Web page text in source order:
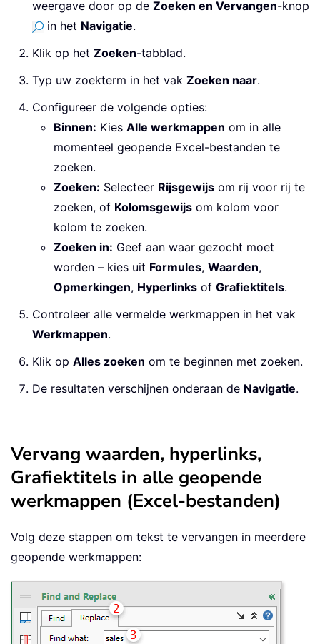
weergave door op de Zoeken en Vervangen-knop
in het Navigatie.
Klik op het Zoeken-tabblad.
Typ uw zoekterm in het vak Zoeken naar.
Configureer de volgende opties:
Binnen: Kies Alle werkmappen om in alle
momenteel geopende Excel-bestanden te
zoeken.
Zoeken: Selecteer Rijsgewijs om rij voor rij te
zoeken, of Kolomsgewijs om kolom voor
kolom te zoeken.
Zoeken in: Geef aan waar gezocht moet
worden – kies uit Formules, Waarden,
Opmerkingen, Hyperlinks of Grafiektitels.
Controleer alle vermelde werkmappen in het vak
Werkmappen.
Klik op Alles zoeken om te beginnen met zoeken.
De resultaten verschijnen onderaan de Navigatie.
Vervang waarden, hyperlinks,
Grafiektitels in alle geopende
werkmappen (Excel-bestanden)
Volg deze stappen om tekst te vervangen in meerdere
geopende werkmappen: